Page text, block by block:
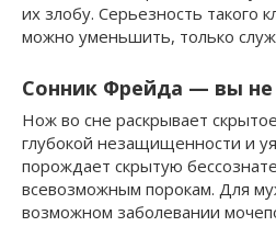
их злобу. Серьезность такого
можно уменьшить, только
Сонник Фрейда — вы не
Нож во сне раскрывает
глубокой незащищенности и
порождает скрытую
всевозможным порокам. Для
возможном заболевании